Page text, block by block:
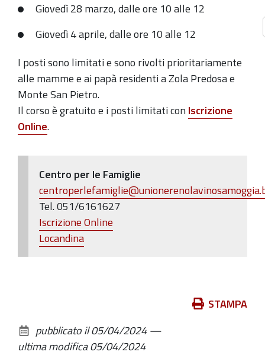
in
collaborazione
con
Cooperativa
Sociale
Tatami.
Giovedì 28 marzo,dalle ore 10 alle 12
Giovedì 4 aprile, dalle ore 10 alle 12
I posti sono limitati e sono rivolti prioritariamente
alle mamme e ai papà residenti a Zola Predosa e
Monte San Pietro.
Il corso è gratuito e i posti limitati con Iscrizione
Online.
Centro per le Famiglie
Tel. 051/6161627
Iscrizione Online
Locandina
documento
STAMPA
pubblicato il05/04/2024—
ultima modifica05/04/2024